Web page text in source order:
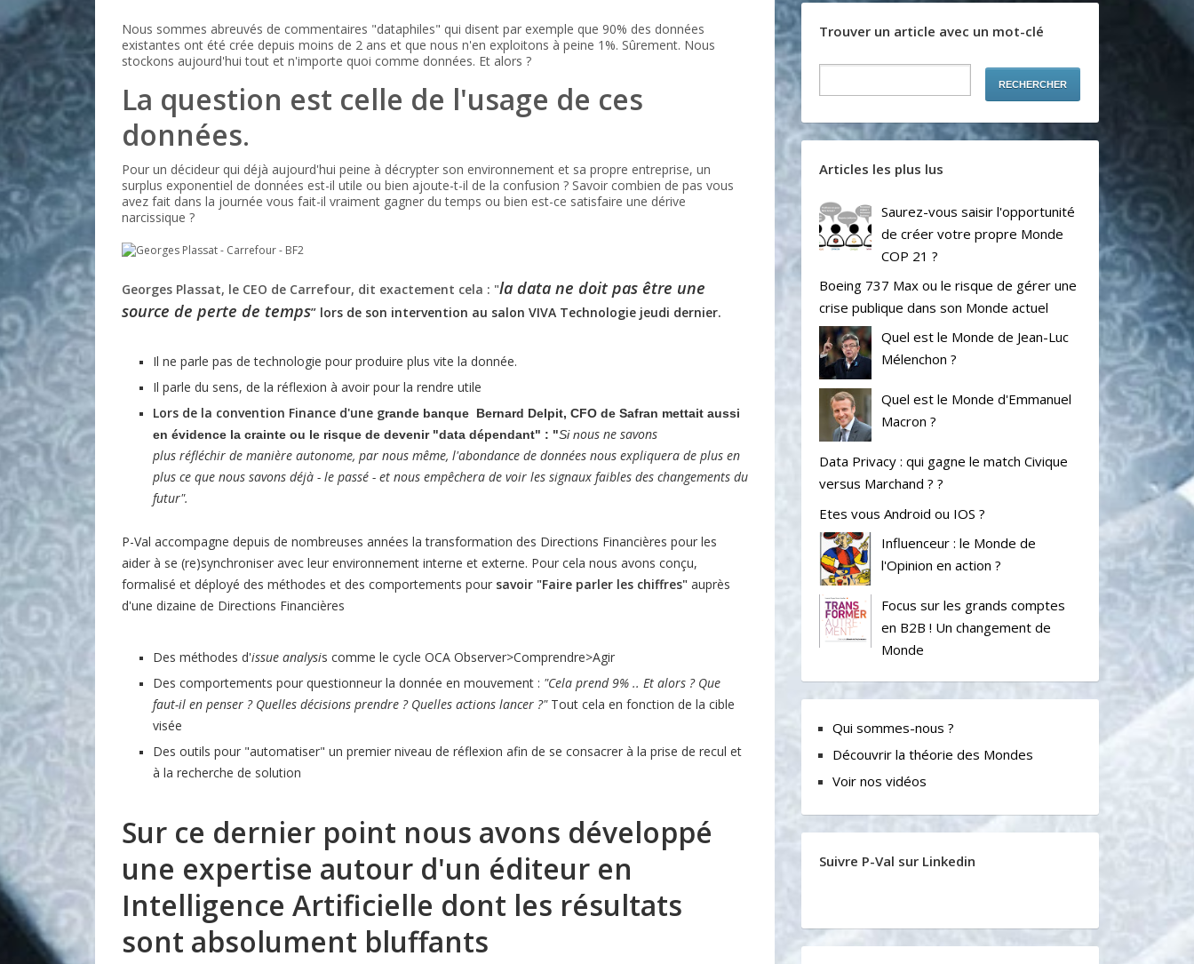
Nous sommes abreuvés de commentaires "dataphiles" qui disent par exemple que 90% des données
existantes ont été crée depuis moins de 2 ans et que nous n'en exploitons à peine 1%. Sûrement. Nous
stockons aujourd'hui tout et n'importe quoi comme données. Et alors ?
La question est celle de l'usage de ces
données.
Pour un décideur qui déjà aujourd'hui peine à décrypter son environnement et sa propre entreprise, un
surplus exponentiel de données est-il utile ou bien ajoute-t-il de la confusion ? Savoir combien de pas vous
avez fait dans la journée vous fait-il vraiment gagner du temps ou bien est-ce satisfaire une dérive
narcissique ?
Georges Plassat, le CEO de Carrefour, dit exactement cela : "la data ne doit pas être une
source de perte de temps” lors de son intervention au salon VIVA Technologie jeudi dernier.
Il ne parle pas de technologie pour produire plus vite la donnée.
Il parle du sens, de la réflexion à avoir pour la rendre utile
Lors de la convention Finance d'une grande banque Bernard Delpit, CFO de Safran mettait aussi
en évidence la crainte ou le risque de devenir "data dépendant" : "Si nous ne savons
plus réfléchir de manière autonome, par nous même, l'abondance de données nous expliquera de plus en
plus ce que nous savons déjà - le passé - et nous empêchera de voir les signaux faibles des changements du
futur".
P-Val accompagne depuis de nombreuses années la transformation des Directions Financières pour les
aider à se (re)synchroniser avec leur environnement interne et externe. Pour cela nous avons conçu,
formalisé et déployé des méthodes et des comportements pour savoir "Faire parler les chiffres" auprès
d'une dizaine de Directions Financières
Des méthodes d'issue analysis comme le cycle OCA Observer>Comprendre>Agir
Des comportements pour questionneur la donnée en mouvement : "Cela prend 9% .. Et alors ? Que
faut-il en penser ? Quelles décisions prendre ? Quelles actions lancer ?"Tout cela en fonction de la cible
visée
Des outils pour "automatiser" un premier niveau de réflexion afin de se consacrer à la prise de recul et
à la recherche de solution
Sur ce dernier point nous avons développé
une expertise autour d'un éditeur en
Intelligence Artificielle dont les résultats
sont absolument bluffants
Trouver un article avec un mot-clé
Articles les plus lus
Saurez-vous saisir l'opportunité
de créer votre propre Monde
COP 21 ?
Boeing 737 Max ou le risque de gérer une
crise publique dans son Monde actuel
Quel est le Monde de Jean-Luc
Mélenchon ?
Quel est le Monde d'Emmanuel
Macron ?
Data Privacy : qui gagne le match Civique
versus Marchand ? ?
Etes vous Android ou IOS ?
Influenceur : le Monde de
l'Opinion en action ?
Focus sur les grands comptes
en B2B ! Un changement de
Monde
Qui sommes-nous ?
Découvrir la théorie des Mondes
Voir nos vidéos
Suivre P-Val sur Linkedin